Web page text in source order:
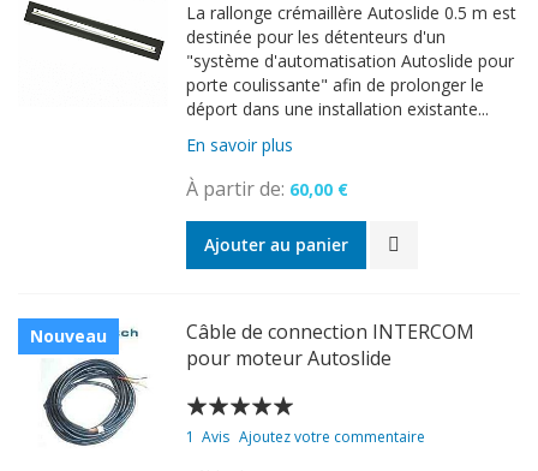
La rallonge crémaillère Autoslide 0.5 m est
destinée pour les détenteurs d'un
"système d'automatisation Autoslide pour
porte coulissante" afin de prolonger le
déport dans une installation existante...
En savoir plus
À partir de 60,00 €
Ajouter au panier
Nouveau
Câble de connection INTERCOM
pour moteur Autoslide
Évaluation:
100
% of100
1 Avis Ajoutez votre commentaire